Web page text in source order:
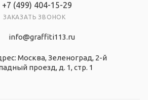
+7 (499) 404-15-29
ЗАКАЗАТЬ ЗВОНОК
info@graffiti113.ru
Москва, Зеленоград, 2-й
проезд, д. 1, стр. 1